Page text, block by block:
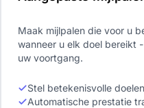
Maak mijlpalen die voor u
wanneer u elk doel bereikt
uw voortgang.
Stel betekenisvolle doelen
Automatische prestatie